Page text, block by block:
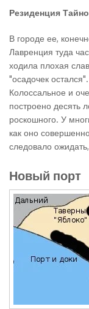
Резиденция
В городе ее,
Лавренция туда
ходила плохая
"осадочек
Колоссальное и
построено десять
роскошного. У
как оно
следовало
Новый порт